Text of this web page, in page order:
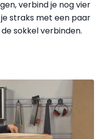
verbind je nog vier
je straks met een paar
sokkel verbinden.